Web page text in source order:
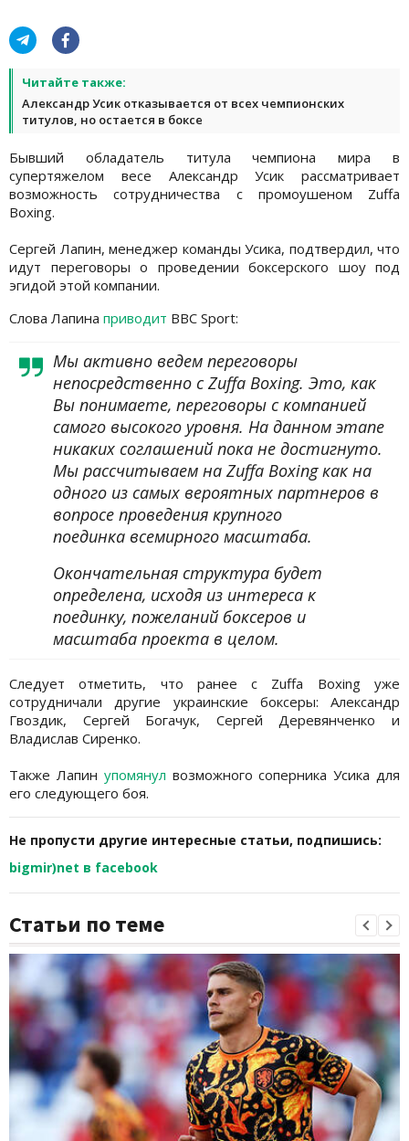
Читайте также:
Александр Усик отказывается от всех чемпионских
титулов, но остается в боксе
Бывший обладатель титула чемпиона мира в
супертяжелом весе Александр Усик рассматривает
возможность сотрудничества с промоушеном Zuffa
Boxing.
Сергей Лапин, менеджер команды Усика, подтвердил, что
идут переговоры о проведении боксерского шоу под
эгидой этой компании.
Слова Лапина приводит BBC Sport:
Мы активно ведем переговоры
непосредственно с Zuffa Boxing. Это, как
Вы понимаете, переговоры с компанией
самого высокого уровня. На данном этапе
никаких соглашений пока не достигнуто.
Мы рассчитываем на Zuffa Boxing как на
одного из самых вероятных партнеров в
вопросе проведения крупного
поединка всемирного масштаба.
Окончательная структура будет
определена, исходя из интереса к
поединку, пожеланий боксеров и
масштаба проекта в целом.
Следует отметить, что ранее с Zuffa Boxing уже
сотрудничали другие украинские боксеры: Александр
Гвоздик, Сергей Богачук, Сергей Деревянченко и
Владислав Сиренко.
Также Лапин упомянул возможного соперника Усика для
его следующего боя.
Не пропусти другие интересные статьи, подпишись:
bigmir)net в facebook
Статьи по теме